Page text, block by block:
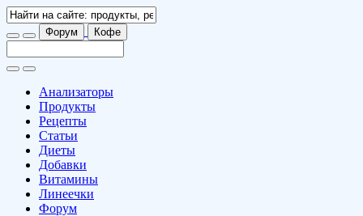
Форум Кофе
Анализаторы
Продукты
Рецепты
Статьи
Диеты
Добавки
Витамины
Линеечки
Форум